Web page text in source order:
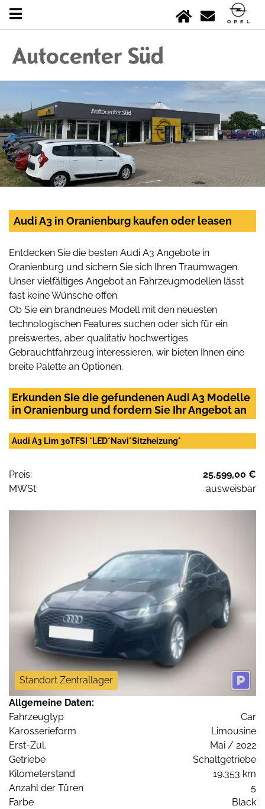
Audi A3 in Oranienburg kaufen oder leasen
Entdecken Sie die besten Audi A3 Angebote in
Oranienburg und sichern Sie sich Ihren Traumwagen.
Unser vielfältiges Angebot an Fahrzeugmodellen lässt
fast keine Wünsche offen.
Ob Sie ein brandneues Modell mit den neuesten
technologischen Features suchen oder sich für ein
preiswertes, aber qualitativ hochwertiges
Gebrauchtfahrzeug interessieren, wir bieten Ihnen eine
breite Palette an Optionen.
Erkunden Sie die gefundenen Audi A3 Modelle
in Oranienburg und fordern Sie Ihr Angebot an
Audi A3 Lim 30TFSI *LED*Navi*Sitzheizung*
Preis:
25.599,00 €
MWSt:
ausweisbar
Standort Zentrallager
Allgemeine Daten:
Fahrzeugtyp
Car
Karosserieform
Limousine
Erst-Zul.
Mai / 2022
Getriebe
Schaltgetriebe
Kilometerstand
19.353 km
Anzahl der Türen
5
Farbe
Black